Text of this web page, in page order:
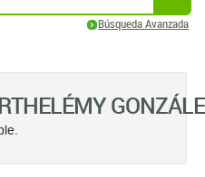
Búsqueda Avanzada